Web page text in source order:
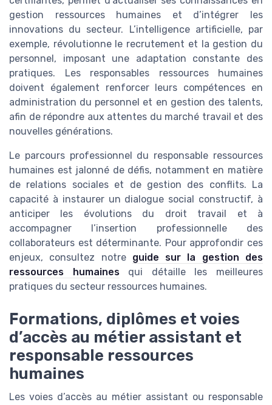
gestion ressources humaines et d’intégrer les
innovations du secteur. L’intelligence artificielle, par
exemple, révolutionne le recrutement et la gestion du
personnel, imposant une adaptation constante des
pratiques. Les responsables ressources humaines
doivent également renforcer leurs compétences en
administration du personnel et en gestion des talents,
afin de répondre aux attentes du marché travail et des
nouvelles générations.
Le parcours professionnel du responsable ressources
humaines est jalonné de défis, notamment en matière
de relations sociales et de gestion des conflits. La
capacité à instaurer un dialogue social constructif, à
anticiper les évolutions du droit travail et à
accompagner l’insertion professionnelle des
collaborateurs est déterminante. Pour approfondir ces
enjeux, consultez notre guide sur la gestion des
ressources humainesqui détaille les meilleures
pratiques du secteur ressources humaines.
Formations, diplômes et voies
d’accès au métier assistant et
responsable ressources
humaines
Les voies d’accès au métier assistant ou responsable